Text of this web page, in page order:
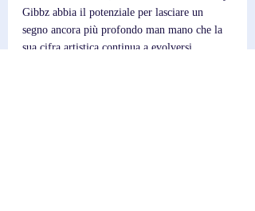
Gibbz abbia il potenziale per lasciare un
segno ancora più profondo man mano che la
sua cifra artistica continua a evolversi.